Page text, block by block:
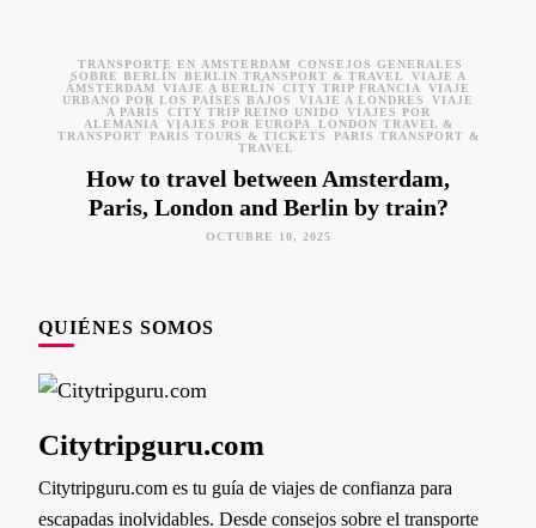
TRANSPORTE EN ÁMSTERDAM
CONSEJOS GENERALES
SOBRE BERLÍN
BERLIN TRANSPORT & TRAVEL
VIAJE A
ÁMSTERDAM
VIAJE A BERLÍN CITY TRIP FRANCIA
VIAJE
URBANO POR LOS PAÍSES BAJOS
VIAJE A LONDRES
VIAJE
A PARÍS
CITY TRIP REINO UNIDO
VIAJES POR
ALEMANIA
VIAJES POR EUROPA
LONDON TRAVEL &
TRANSPORT
PARÍS TOURS & TICKETS
PARIS TRANSPORT &
TRAVEL
How to travel between Amsterdam,
Paris, London and Berlin by train?
OCTUBRE 10, 2025
QUIÉNES SOMOS
Citytripguru.com
Citytripguru.com es tu guía de viajes de confianza para
escapadas inolvidables. Desde consejos sobre el transporte